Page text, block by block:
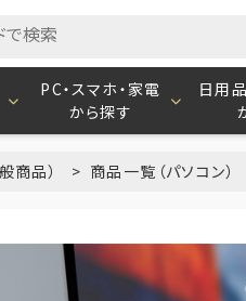
PC・スマホ・家電
から探す
日用
商品） 商品一覧（パソコン）